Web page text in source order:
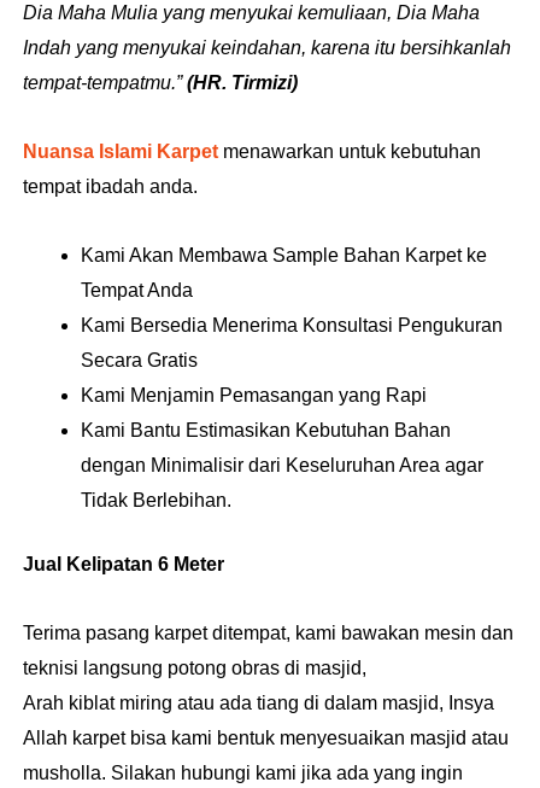
Dia Maha Mulia yang menyukai kemuliaan, Dia Maha
Indah yang menyukai keindahan, karena itu bersihkanlah
tempat-tempatmu.”(HR. Tirmizi)
Nuansa Islami Karpet menawarkan untuk kebutuhan
tempat ibadah anda.
Kami Akan Membawa Sample Bahan Karpet ke
Tempat Anda
Kami Bersedia Menerima Konsultasi Pengukuran
Secara Gratis
Kami Menjamin Pemasangan yang Rapi
Kami Bantu Estimasikan Kebutuhan Bahan
dengan Minimalisir dari Keseluruhan Area agar
Tidak Berlebihan.
Jual Kelipatan 6 Meter
Terima pasang karpet ditempat, kami bawakan mesin dan
teknisi langsung potong obras di masjid,
Arah kiblat miring atau ada tiang di dalam masjid, Insya
Allah karpet bisa kami bentuk menyesuaikan masjid atau
musholla. Silakan hubungi kami jika ada yang ingin